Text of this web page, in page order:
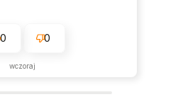
0 0
wczoraj